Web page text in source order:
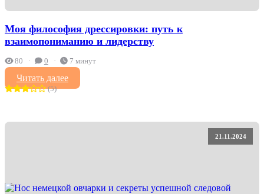
Моя философия дрессировки: путь к
взаимопониманию и лидерству
80 0 7 минут
Читать далее
(5)
21.11.2024